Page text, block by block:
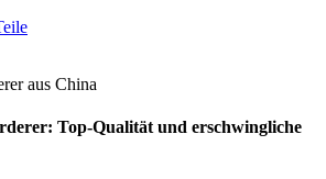
aus China
Top-Qualität und erschwingliche